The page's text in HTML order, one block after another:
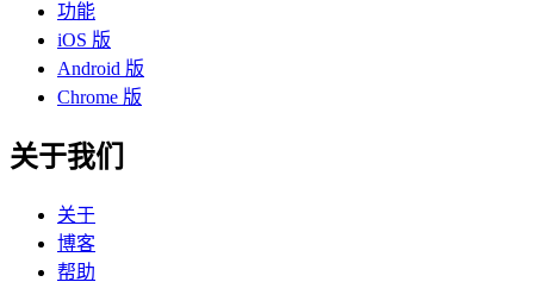
功能
iOS 版
Android 版
Chrome 版
关于我们
关于
博客
帮助